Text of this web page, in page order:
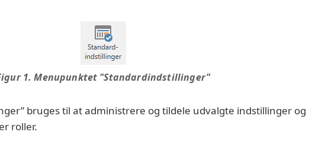
1. Menupunktet "Standardindstillinger"
bruges til at administrere og tildele udvalgte indstillinger og
roller.